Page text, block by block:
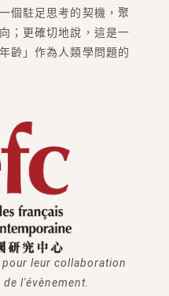
個駐足思考的契機，聚
；更確切地說，這是一
齡」作為人類學問題的
leur collaboration
l'évènement.